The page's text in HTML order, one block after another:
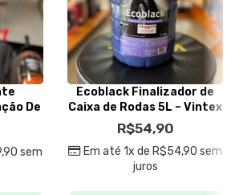
De
–
sem
Ecoblack Finalizador de
Caixa de Rodas 5L – Vintex
R$54,90
Em até 1x de R$54,90 sem
juros